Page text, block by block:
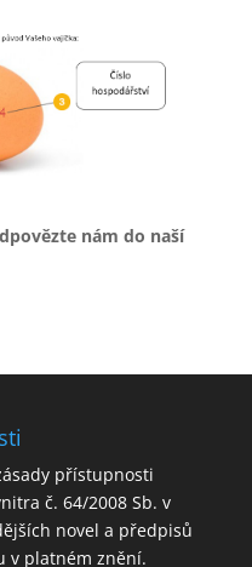
nám do naší
přístupnosti
č. 64/2008 Sb. v
novel a předpisů
v platném znění.